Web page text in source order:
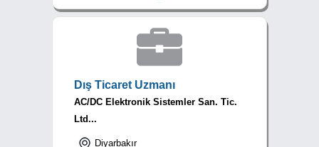
Dış Ticaret Uzmanı
AC/DC Elektronik Sistemler San. Tic.
Ltd...
Diyarbakır